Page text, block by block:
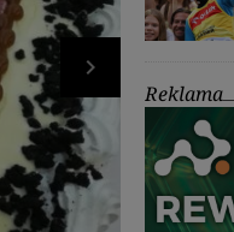
navigate_next
Reklama